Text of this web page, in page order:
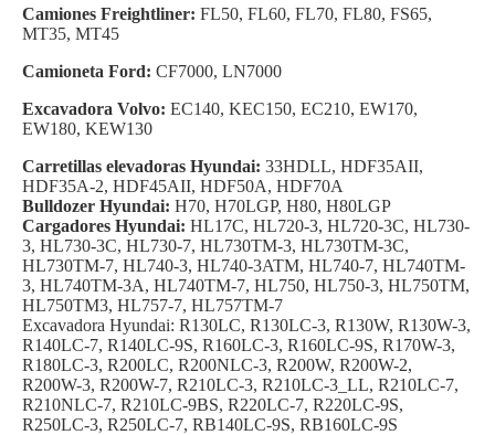
Camiones Freightliner: FL50, FL60, FL70, FL80, FS65,
MT35, MT45
Camioneta Ford: CF7000, LN7000
Excavadora Volvo: EC140, KEC150, EC210, EW170,
EW180, KEW130
Carretillas elevadoras Hyundai: 33HDLL, HDF35AII,
HDF35A-2, HDF45AII, HDF50A, HDF70A
Bulldozer Hyundai: H70, H70LGP, H80, H80LGP
Cargadores Hyundai: HL17C, HL720-3, HL720-3C, HL730-
3, HL730-3C, HL730-7, HL730TM-3, HL730TM-3C,
HL730TM-7, HL740-3, HL740-3ATM, HL740-7, HL740TM-
3, HL740TM-3A, HL740TM-7, HL750, HL750-3, HL750TM,
HL750TM3, HL757-7, HL757TM-7
Excavadora Hyundai: R130LC, R130LC-3, R130W, R130W-3,
R140LC-7, R140LC-9S, R160LC-3, R160LC-9S, R170W-3,
R180LC-3, R200LC, R200NLC-3, R200W, R200W-2,
R200W-3, R200W-7, R210LC-3, R210LC-3_LL, R210LC-7,
R210NLC-7, R210LC-9BS, R220LC-7, R220LC-9S,
R250LC-3, R250LC-7, RB140LC-9S, RB160LC-9S